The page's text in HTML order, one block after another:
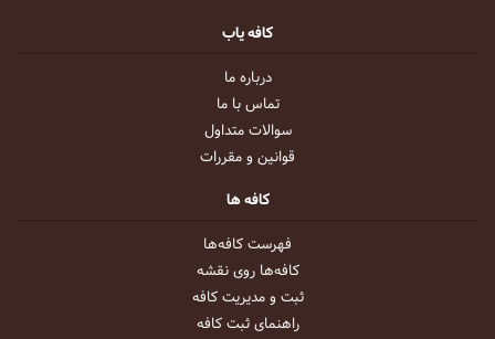
کافه یاب
درباره ما
تماس با ما
سوالات متداول
قوانین و مقررات
کافه ها
فهرست کافه‌ها
کافه‌ها روی نقشه
ثبت و مدیریت کافه
راهنمای ثبت کافه